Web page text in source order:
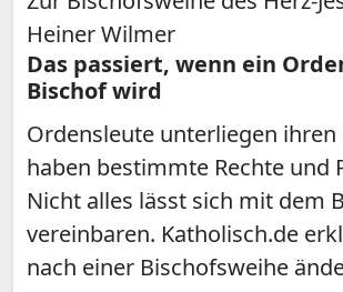
Heiner Wilmer
Das passiert, wenn ein
Bischof wird
Ordensleute unterliegen ihren
haben bestimmte Rechte und
Nicht alles lässt sich mit dem
vereinbaren. Katholisch.de
nach einer Bischofsweihe